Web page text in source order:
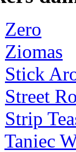
Zero
Ziomas
Stick
Street
Strip
Taniec